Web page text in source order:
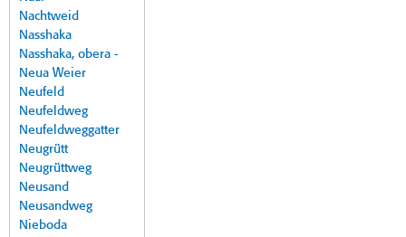
Nachtweid
Nasshaka
Nasshaka, obera -
Neua Weier
Neufeld
Neufeldweg
Neufeldweggatter
Neugrütt
Neugrüttweg
Neusand
Neusandweg
Nieboda